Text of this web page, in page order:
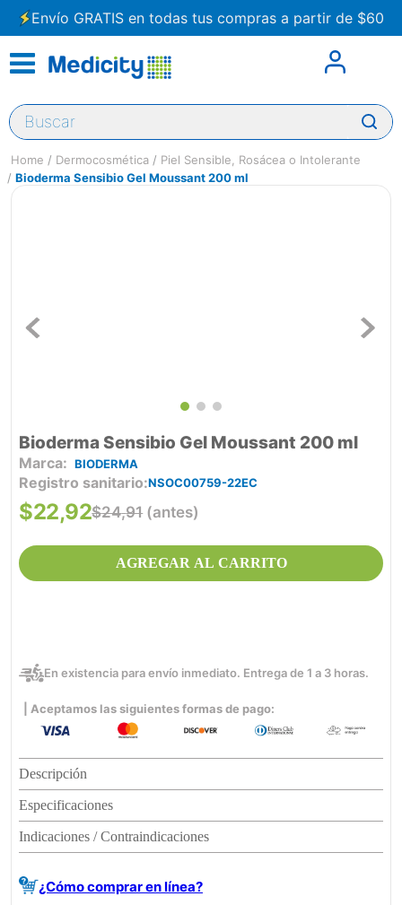
Envío GRATIS en todas tus compras a partir de $60
Buscar
Dermocosmética
Piel Sensible, Rosácea o Intolerante
Bioderma Sensibio Gel Moussant 200 ml
Bioderma Sensibio Gel Moussant 200 ml
BIODERMA
Registro sanitario NSOC00759-22EC
$24,91 (antes)
$22,92
AGREGAR AL CARRITO
En existencia para envío inmediato. Entrega de 1 a 3 horas.
| Aceptamos las siguientes formas de pago:
Descripción
Especificaciones
Indicaciones / Contraindicaciones
¿Cómo comprar en línea?